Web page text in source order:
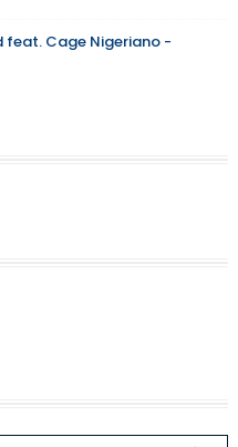
feat. Cage Nigeriano -